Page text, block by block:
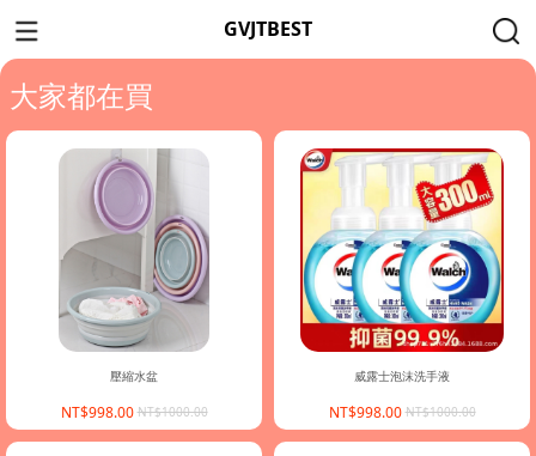
GVJTBEST
大家都在買
壓縮水盆
NT$998.00NT$1000.00
威露士泡沫洗手液
NT$998.00NT$1000.00